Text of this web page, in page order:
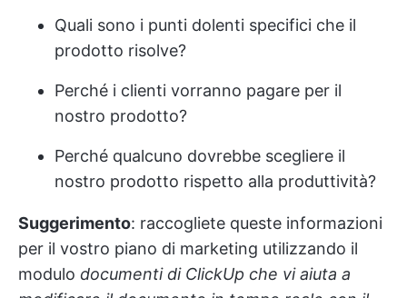
Quali sono i punti dolenti specifici che il
prodotto risolve?
Perché i clienti vorranno pagare per il
nostro prodotto?
Perché qualcuno dovrebbe scegliere il
nostro prodotto rispetto alla produttività?
Suggerimento: raccogliete queste informazioni
per il vostro piano di marketing utilizzando il
modulo documenti di ClickUp che vi aiuta a